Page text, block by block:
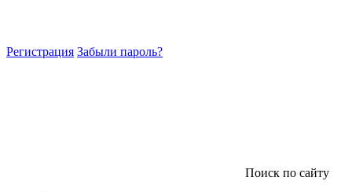
Регистрация Забыли пароль?
Поиск по сайту